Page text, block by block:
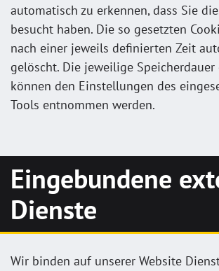
automatisch zu erkennen, dass Sie
besucht haben. Die so gesetzten
nach einer jeweils definierten Zeit
gelöscht. Die jeweilige Speicherdauer
können den Einstellungen des
Tools entnommen werden.
Eingebundene
Dienste
Wir binden auf unserer Website